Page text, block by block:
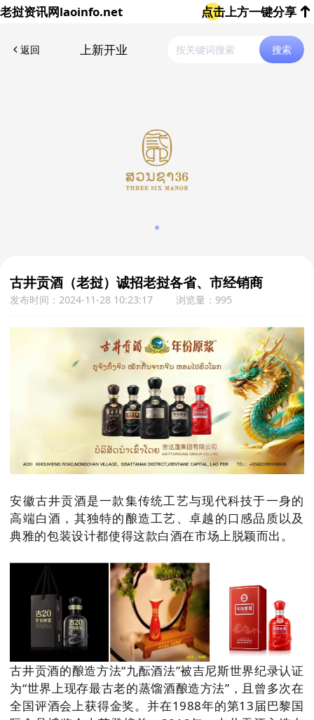
老挝资讯网laoinfo.net 点击上方一键分享
返回 上新开业 搜索
古井贡酒（老挝）诚招老挝各省、市经销商
发布时间：2024-11-28 10:23:17 浏览量：995
安徽古井贡酒是一款集传统工艺与现代科技于一身的
高端白酒，其独特的酿造工艺、卓越的口感品质以及
典雅的包装设计都使得这款白酒在市场上脱颖而出。
古井贡酒的酿造方法“九酝酒法”被吉尼斯世界纪录认证
为“世界上现存最古老的蒸馏酒酿造方法”，且曾多次在
全国评酒会上获得金奖。并在1988年的第13届巴黎国